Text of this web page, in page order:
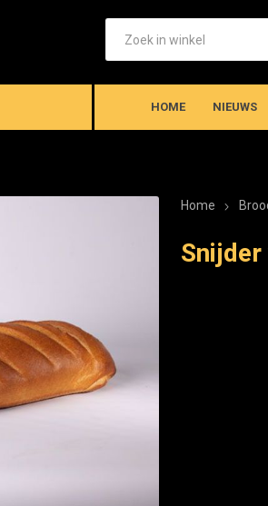
HOME NIEUWS
Home